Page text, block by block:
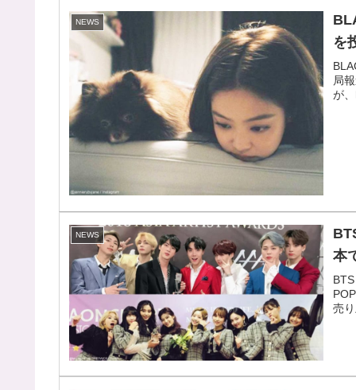
NEWS
を
局
が
NEWS
本
売